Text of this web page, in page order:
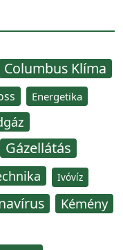
Columbus Klíma
Energetika
Gázellátás
Ivóvíz
Kémény